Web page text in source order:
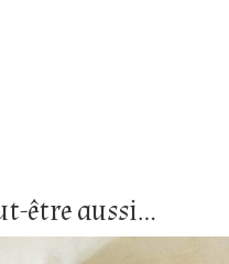
être aussi…